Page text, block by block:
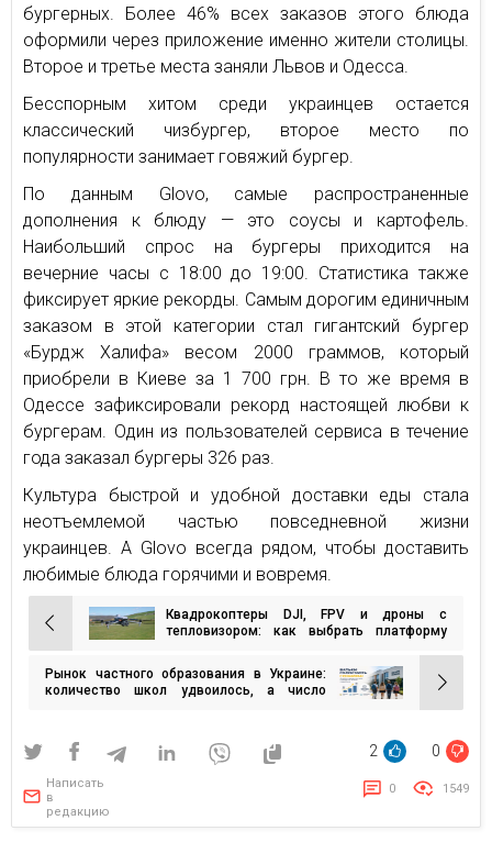
бургерных. Более 46% всех заказов этого блюда
оформили через приложение именно жители столицы.
Второе и третье места заняли Львов и Одесса.
Бесспорным хитом среди украинцев остается
классический чизбургер, второе место по
популярности занимает говяжий бургер.
По данным Glovo, самые распространенные
дополнения к блюду — это соусы и картофель.
Наибольший спрос на бургеры приходится на
вечерние часы с 18:00 до 19:00. Статистика также
фиксирует яркие рекорды. Самым дорогим единичным
заказом в этой категории стал гигантский бургер
«Бурдж Халифа» весом 2000 граммов, который
приобрели в Киеве за 1 700 грн. В то же время в
Одессе зафиксировали рекорд настоящей любви к
бургерам. Один из пользователей сервиса в течение
года заказал бургеры 326 раз.
Культура быстрой и удобной доставки еды стала
неотъемлемой частью повседневной жизни
украинцев. А Glovo всегда рядом, чтобы доставить
любимые блюда горячими и вовремя.
Навигация
по
записям
Квадрокоптеры DJI, FPV и дроны с
тепловизором: как выбрать платформу
Рынок частного образования в Украине:
количество школ удвоилось, а число
2 0
Написать
в
редакцию
0 1549